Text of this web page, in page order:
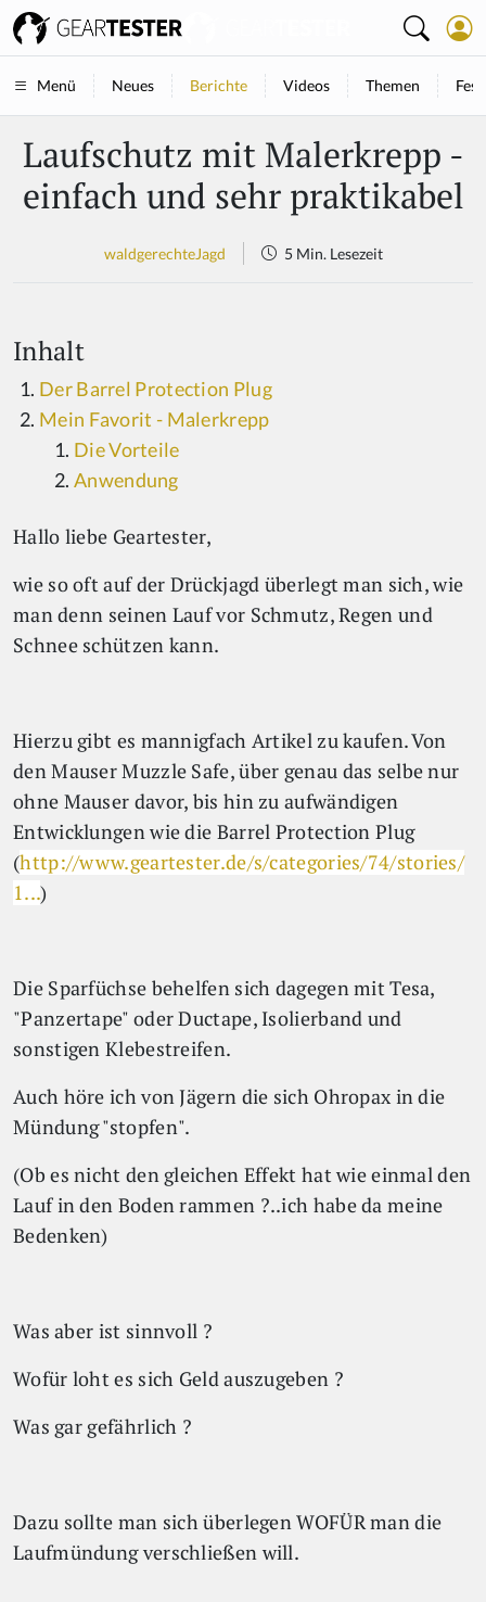
Menü Neues Berichte Videos Themen
Laufschutz mit Malerkrepp -
einfach und sehr praktikabel
waldgerechteJagd 5 Min. Lesezeit
Inhalt
Der Barrel Protection Plug
Mein Favorit - Malerkrepp
Die Vorteile
Anwendung
Hallo liebe Geartester,
wie so oft auf der Drückjagd überlegt man sich, wie
man denn seinen Lauf vor Schmutz, Regen und
Schnee schützen kann.
Hierzu gibt es mannigfach Artikel zu kaufen. Von
den Mauser Muzzle Safe, über genau das selbe nur
ohne Mauser davor, bis hin zu aufwändigen
Entwicklungen wie die Barrel Protection Plug
(http://www.geartester.de/s/categories/74/stories/
1...)
Die Sparfüchse behelfen sich dagegen mit Tesa,
"Panzertape" oder Ductape, Isolierband und
sonstigen Klebestreifen.
Auch höre ich von Jägern die sich Ohropax in die
Mündung "stopfen".
(Ob es nicht den gleichen Effekt hat wie einmal den
Lauf in den Boden rammen ?..ich habe da meine
Bedenken)
Was aber ist sinnvoll ?
Wofür loht es sich Geld auszugeben ?
Was gar gefährlich ?
Dazu sollte man sich überlegen WOFÜR man die
Laufmündung verschließen will.